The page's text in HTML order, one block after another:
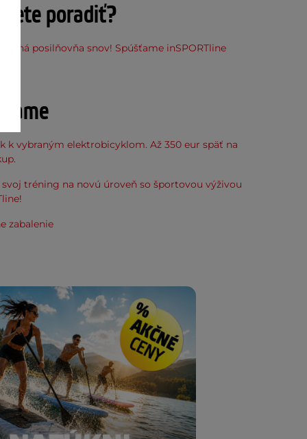
poradiť?
posilňovňa snov! Spúšťame inSPORTline
k vybraným elektrobicyklom. Až 350 eur späť na
svoj tréning na novú úroveň so športovou výživou
zabalenie